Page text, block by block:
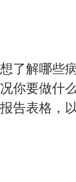
了解哪些
你要做什
告表格，